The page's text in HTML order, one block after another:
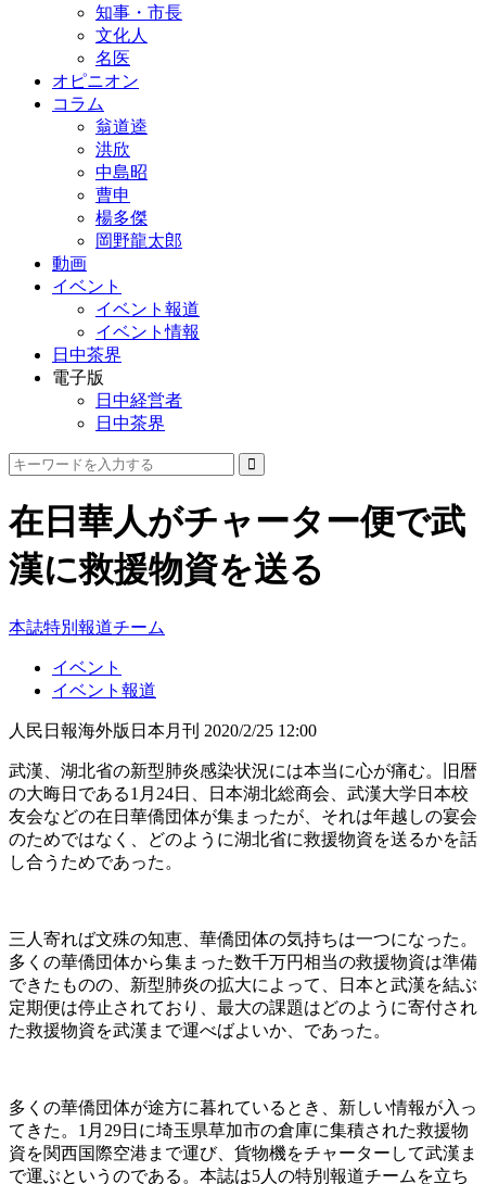
知事・市長
文化人
名医
オピニオン
コラム
翁道逵
洪欣
中島昭
曹申
楊多傑
岡野龍太郎
動画
イベント
イベント報道
イベント情報
日中茶界
電子版
日中経営者
日中茶界
在日華人がチャーター便で武
漢に救援物資を送る
本誌特別報道チーム
イベント
イベント報道
人民日報海外版日本月刊 2020/2/25 12:00
武漢、湖北省の新型肺炎感染状況には本当に心が痛む。旧暦
の大晦日である1月24日、日本湖北総商会、武漢大学日本校
友会などの在日華僑団体が集まったが、それは年越しの宴会
のためではなく、どのように湖北省に救援物資を送るかを話
し合うためであった。
三人寄れば文殊の知恵、華僑団体の気持ちは一つになった。
多くの華僑団体から集まった数千万円相当の救援物資は準備
できたものの、新型肺炎の拡大によって、日本と武漢を結ぶ
定期便は停止されており、最大の課題はどのように寄付され
た救援物資を武漢まで運べばよいか、であった。
多くの華僑団体が途方に暮れているとき、新しい情報が入っ
てきた。1月29日に埼玉県草加市の倉庫に集積された救援物
資を関西国際空港まで運び、貨物機をチャーターして武漢ま
で運ぶというのである。本誌は5人の特別報道チームを立ち